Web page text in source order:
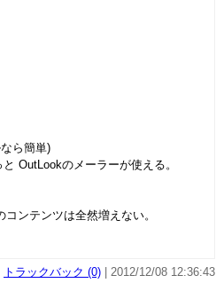
ら簡単)
OutLookのメーラーが使える。
ンテンツは全然増えない。
トラックバック (0) | 2012/12/08 12:36:43